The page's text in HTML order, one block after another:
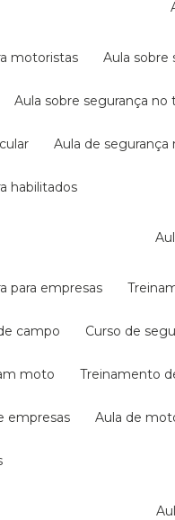
motoristas aula
aula sobre segurança no
aula de
habilitados
para empresas
campo curso de
moto treinamento
empresas aula de